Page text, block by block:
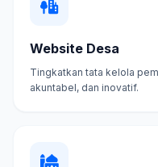
Website Desa
Tingkatkan tata kelola
akuntabel, dan inovatif.